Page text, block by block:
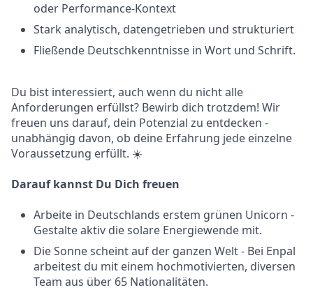
oder Performance-Kontext
Stark analytisch, datengetrieben und strukturiert
Fließende Deutschkenntnisse in Wort und Schrift.
Du bist interessiert, auch wenn du nicht alle
Anforderungen erfüllst? Bewirb dich trotzdem! Wir
freuen uns darauf, dein Potenzial zu entdecken -
unabhängig davon, ob deine Erfahrung jede einzelne
Voraussetzung erfüllt. ☀️
Darauf kannst Du Dich freuen
Arbeite in Deutschlands erstem grünen Unicorn -
Gestalte aktiv die solare Energiewende mit.
Die Sonne scheint auf der ganzen Welt - Bei Enpal
arbeitest du mit einem hochmotivierten, diversen
Team aus über 65 Nationalitäten.